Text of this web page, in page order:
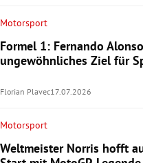
Motorsport
Formel 1: Fernando
ungewöhnliches Ziel für
Florian Plavec17.07.2026
Motorsport
Weltmeister Norris hofft